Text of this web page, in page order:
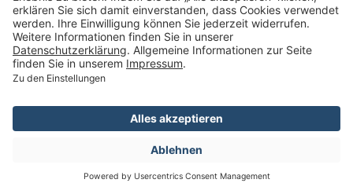
"Aktionsgutscheine"), können nur im Online-Shop
des Verkäufers und nur im angegebenen Zeitraum
eingelöst werden.
10.2Einzelne Produkte können von der
eine entsprechende Einschränkung aus dem Inhalt
des Aktionsgutscheins ergibt.
des Bestellvorgangs eingelöst werden. Eine